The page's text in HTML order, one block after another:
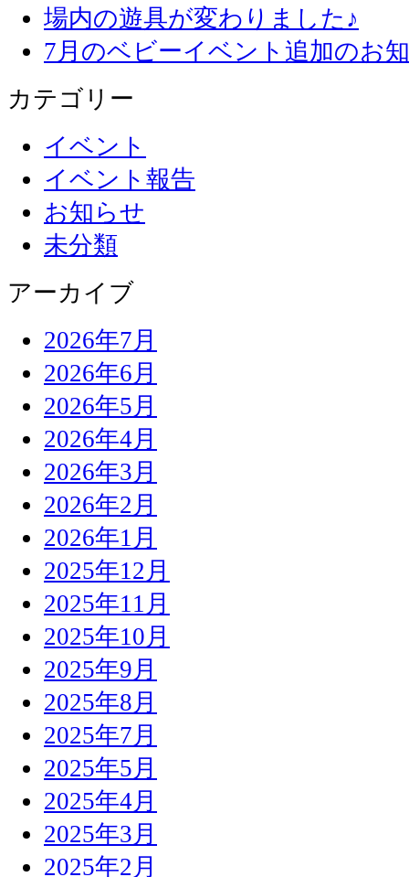
場内の遊具が変わりました♪
7月のベビーイベント追加のお
カテゴリー
イベント
イベント報告
お知らせ
未分類
アーカイブ
2026年7月
2026年6月
2026年5月
2026年4月
2026年3月
2026年2月
2026年1月
2025年12月
2025年11月
2025年10月
2025年9月
2025年8月
2025年7月
2025年5月
2025年4月
2025年3月
2025年2月